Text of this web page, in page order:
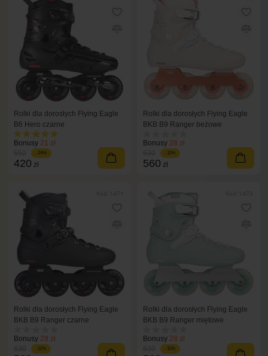
Rolki dla dorosłych Flying Eagle
B6 Hero czarne
Bonusy 21 zł
-24%
420 zł
Rolki dla dorosłych Flying Eagle
BKB B9 Ranger beżowe
Bonusy 28 zł
-11%
560 zł
Rolki dla dorosłych Flying Eagle
BKB B9 Ranger czarne
Bonusy 28 zł
-11%
Rolki dla dorosłych Flying Eagle
BKB B9 Ranger miętowe
Bonusy 28 zł
-11%